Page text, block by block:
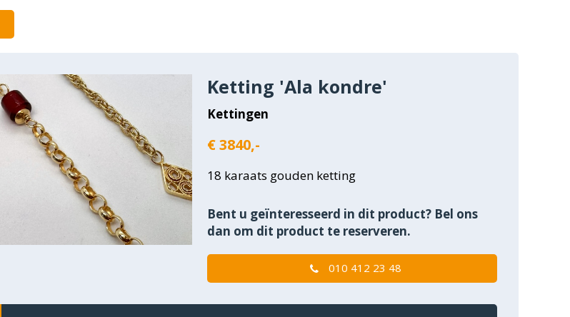
Ketting 'Ala kondre'
Kettingen
€ 3840,-
18 karaats gouden ketting
Bent u geïnteresseerd in dit product? Bel ons
dan om dit product te reserveren.
010 412 23 48